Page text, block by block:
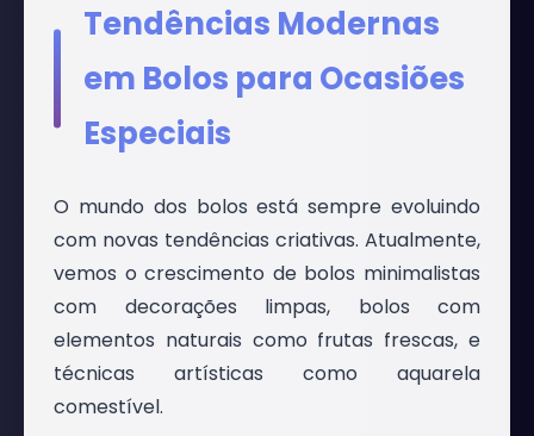
Tendências Modernas
em Bolos para Ocasiões
Especiais
O mundo dos bolos está sempre evoluindo
com novas tendências criativas. Atualmente,
vemos o crescimento de bolos minimalistas
com decorações limpas, bolos com
elementos naturais como frutas frescas, e
técnicas artísticas como aquarela
comestível.